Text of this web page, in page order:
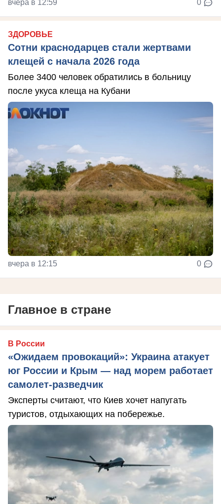
вчера в 12:59 0
ЗДОРОВЬЕ
Сотни краснодарцев стали жертвами
клещей с начала 2026 года
Более 3400 человек обратились в больницу
после укуса клеща на Кубани
вчера в 12:15 0
Главное в стране
В России
«Ожидаем провокаций»: Украина атакует
юг России и Крым — над морем работает
самолет-разведчик
Эксперты считают, что Киев хочет напугать
туристов, отдыхающих на побережье.